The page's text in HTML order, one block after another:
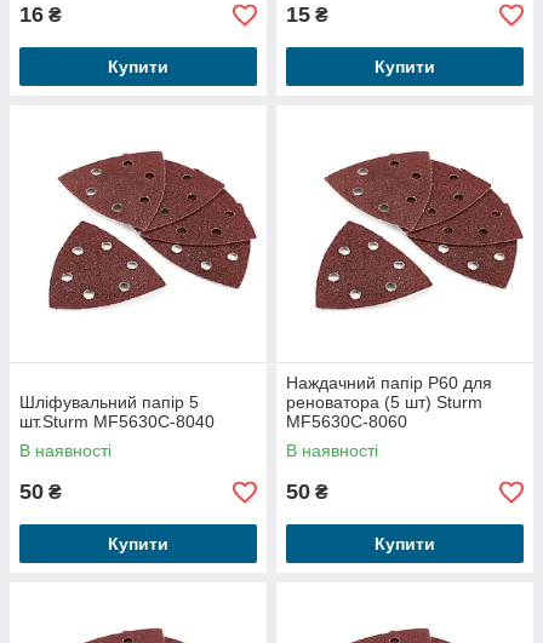
16 ₴
Купити
15 ₴
Купити
Шліфувальний папір 5
шт.Sturm MF5630C-8040
В наявності
50 ₴
Купити
Наждачний папір P60 для
реноватора (5 шт) Sturm
MF5630C-8060
В наявності
50 ₴
Купити